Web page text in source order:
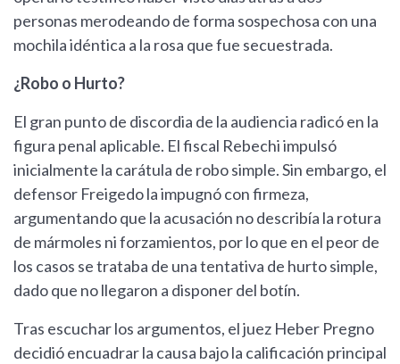
personas merodeando de forma sospechosa con una
mochila idéntica a la rosa que fue secuestrada.
¿Robo o Hurto?
El gran punto de discordia de la audiencia radicó en la
figura penal aplicable. El fiscal Rebechi impulsó
inicialmente la carátula de robo simple. Sin embargo, el
defensor Freigedo la impugnó con firmeza,
argumentando que la acusación no describía la rotura
de mármoles ni forzamientos, por lo que en el peor de
los casos se trataba de una tentativa de hurto simple,
dado que no llegaron a disponer del botín.
Tras escuchar los argumentos, el juez Heber Pregno
decidió encuadrar la causa bajo la calificación principal